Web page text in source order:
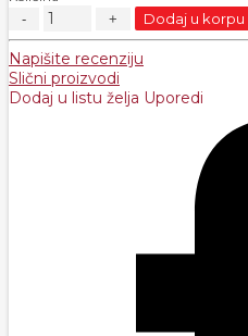
Dodaj u korpu
Napišite recenziju
Slični proizvodi
Dodaj u listu želja Uporedi